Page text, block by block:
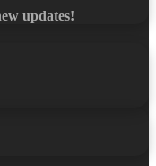
updates!